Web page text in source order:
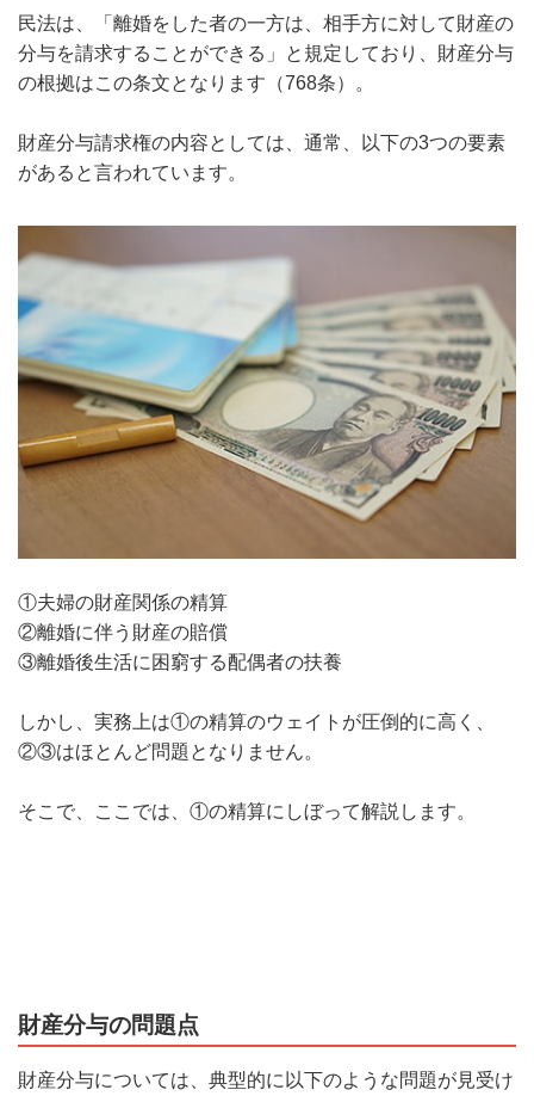
民法は、「離婚をした者の一方は、相手方に対して財産の
分与を請求することができる」と規定しており、財産分与
の根拠はこの条文となります（768条）。
財産分与請求権の内容としては、通常、以下の3つの要素
があると言われています。
①夫婦の財産関係の精算
②離婚に伴う財産の賠償
③離婚後生活に困窮する配偶者の扶養
しかし、実務上は①の精算のウェイトが圧倒的に高く、
②③はほとんど問題となりません。
そこで、ここでは、①の精算にしぼって解説します。
財産分与の問題点
財産分与については、典型的に以下のような問題が見受け